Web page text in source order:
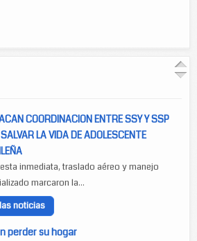
COORDINACION ENTRE SSY Y SSP
LA VIDA DE ADOLESCENTE
inmediata, traslado aéreo y manejo
marcaron la...
noticias
perder su hogar